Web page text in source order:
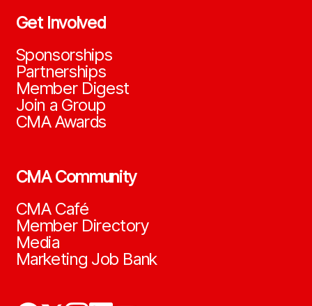
Get Involved
Sponsorships
Partnerships
Member Digest
Join a Group
CMA Awards
CMA Community
CMA Café
Member Directory
Media
Marketing Job Bank